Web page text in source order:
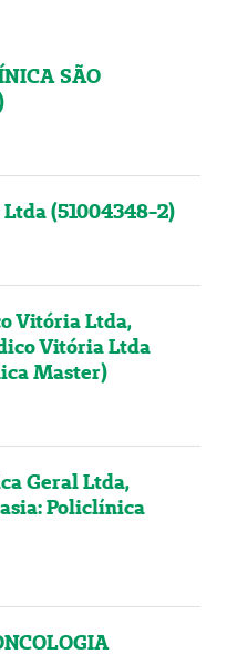
SÃO
(51004348-2)
Vitória Ltda,
Vitória Ltda
Master)
Geral Ltda,
Policlínica